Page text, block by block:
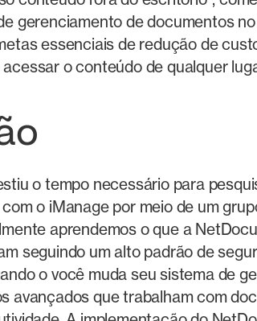
gerenciamento de documentos
essenciais de redução de
o conteúdo de qualquer
o tempo necessário para
o iManage por meio de um
aprendemos o que a
seguindo um alto padrão de
o você muda seu sistema de
avançados que trabalham com